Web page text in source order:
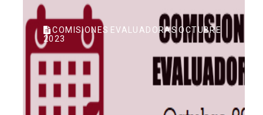
COMISIONES EVALUADORAS OCTUBRE
2023